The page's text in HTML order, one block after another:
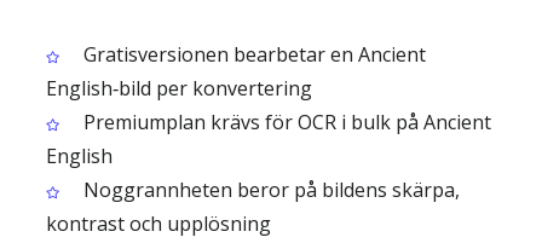
Gratisversionen bearbetar en Ancient
English‑bild per konvertering
Premiumplan krävs för OCR i bulk på Ancient
English
Noggrannheten beror på bildens skärpa,
kontrast och upplösning